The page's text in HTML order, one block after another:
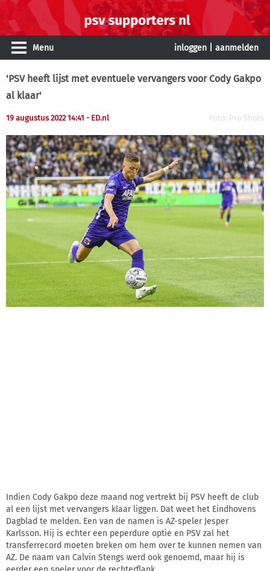
Menu inloggen aanmelden
'PSV heeft lijst met eventuele vervangers voor Cody Gakpo
al klaar'
19 augustus 2022 14:41 - ED.nl Foto: Pro Shots
Indien Cody Gakpo deze maand nog vertrekt bij PSV heeft de club
al een lijst met vervangers klaar liggen. Dat weet het Eindhovens
Dagblad te melden. Een van de namen is AZ-speler Jesper
Karlsson. Hij is echter een peperdure optie en PSV zal het
transferrecord moeten breken om hem over te kunnen nemen van
AZ. De naam van Calvin Stengs werd ook genoemd, maar hij is